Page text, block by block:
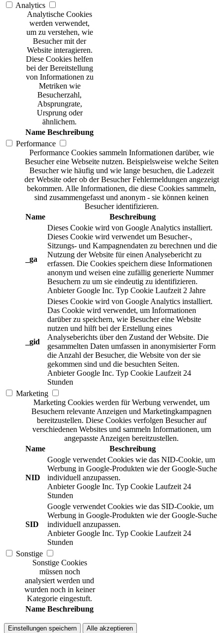
Analytics
Analytische Cookies
werden verwendet,
um zu verstehen, wie
Besucher mit der
Website interagieren.
Diese Cookies helfen
bei der Bereitstellung
von Informationen zu
Metriken wie
Besucherzahl,
Absprungrate,
Ursprung oder
ähnlichem.
Name Beschreibung
Performance
Performance Cookies sammeln Informationen darüber, wie
Besucher eine Webseite nutzen. Beispielsweise welche Seiten
Besucher wie häufig und wie lange besuchen, die Ladezeit
der Website oder ob der Besucher Fehlermeldungen angezeigt
bekommen. Alle Informationen, die diese Cookies sammeln,
sind zusammengefasst und anonym - sie können keinen
Besucher identifizieren.
Name
Beschreibung
_ga
Dieses Cookie wird von Google Analytics installiert.
Dieses Cookie wird verwendet um Besucher-,
Sitzungs- und Kampagnendaten zu berechnen und die
Nutzung der Website für einen Analysebericht zu
erfassen. Die Cookies speichern diese Informationen
anonym und weisen eine zufällig generierte Nummer
Besuchern zu um sie eindeutig zu identifizieren.
Anbieter Google Inc. Typ Cookie Laufzeit 2 Jahre
_gid
Dieses Cookie wird von Google Analytics installiert.
Das Cookie wird verwendet, um Informationen
darüber zu speichern, wie Besucher eine Website
nutzen und hilft bei der Erstellung eines
Analyseberichts über den Zustand der Website. Die
gesammelten Daten umfassen in anonymisierter Form
die Anzahl der Besucher, die Website von der sie
gekommen sind und die besuchten Seiten.
Anbieter Google Inc. Typ Cookie Laufzeit 24
Stunden
Marketing
Marketing Cookies werden für Werbung verwendet, um
Besuchern relevante Anzeigen und Marketingkampagnen
bereitzustellen. Diese Cookies verfolgen Besucher auf
verschiedenen Websites und sammeln Informationen, um
angepasste Anzeigen bereitzustellen.
Name
Beschreibung
NID
Google verwendet Cookies wie das NID-Cookie, um
Werbung in Google-Produkten wie der Google-Suche
individuell anzupassen.
Anbieter Google Inc. Typ Cookie Laufzeit 24
Stunden
SID
Google verwendet Cookies wie das SID-Cookie, um
Werbung in Google-Produkten wie der Google-Suche
individuell anzupassen.
Anbieter Google Inc. Typ Cookie Laufzeit 24
Stunden
Sonstige
Sonstige Cookies
müssen noch
analysiert werden und
wurden noch in keiner
Kategorie eingestuft.
Name Beschreibung
Einstellungen speichern Alle akzeptieren